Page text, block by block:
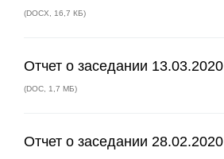
(DOCX 16,7 КБ)
Отчет о заседании 13.03.2020
(DOC 1,7 МБ)
Отчет о заседании 28.02.2020